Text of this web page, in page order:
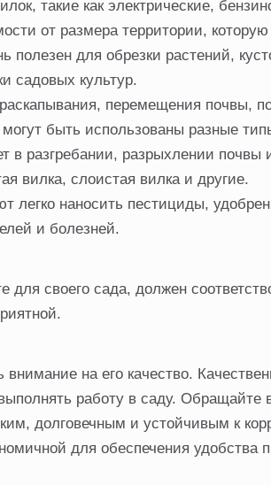
такие как электрические,
от размера территории,
полезен для обрезки растений,
садовых культур.
перемещения почвы,
быть использованы разные
в разгребании, разрыхлении почвы
вилка, слоистая вилка и другие.
легко наносить пестициды,
и болезней.
своего сада, должен
на его качество.
работу в саду. Обращайте
долговечным и устойчивым к
для обеспечения удобства